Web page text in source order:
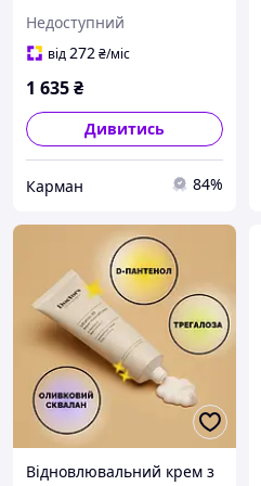
for Dry, Sensitive Skin, 1.7
Недоступний
від272₴/міс
1 635₴
Дивитись
Карман 84%
Відновлювальний крем з